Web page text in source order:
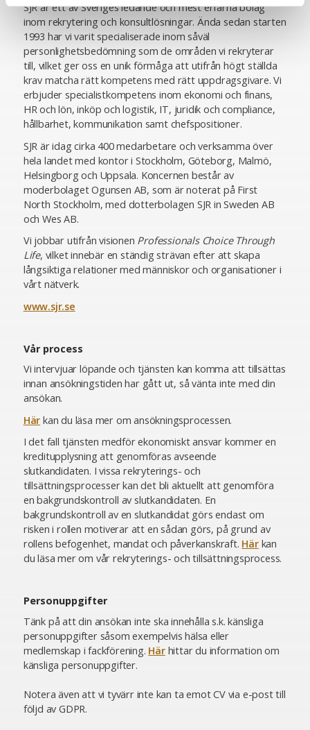
SJR är ett av Sveriges ledande och mest erfarna bolag
inom rekrytering och konsultlösningar. Ända sedan starten
1993 har vi varit specialiserade inom såväl
personlighetsbedömning som de områden vi rekryterar
till, vilket ger oss en unik förmåga att utifrån högt ställda
krav matcha rätt kompetens med rätt uppdragsgivare. Vi
erbjuder specialistkompetens inom ekonomi och finans,
HR och lön, inköp och logistik, IT, juridik och compliance,
hållbarhet, kommunikation samt chefspositioner.
SJR är idag cirka 400 medarbetare och verksamma över
hela landet med kontor i Stockholm, Göteborg, Malmö,
Helsingborg och Uppsala. Koncernen består av
moderbolaget Ogunsen AB, som är noterat på First
North Stockholm, med dotterbolagen SJR in Sweden AB
och Wes AB.
Vi jobbar utifrån visionen Professionals Choice Through
Life, vilket innebär en ständig strävan efter att skapa
långsiktiga relationer med människor och organisationer i
vårt nätverk.
www.sjr.se
Vår process
Vi intervjuar löpande och tjänsten kan komma att tillsättas
innan ansökningstiden har gått ut, så vänta inte med din
ansökan.
Här kan du läsa mer om ansökningsprocessen.
I det fall tjänsten medför ekonomiskt ansvar kommer en
kreditupplysning att genomföras avseende
slutkandidaten. I vissa rekryterings- och
tillsättningsprocesser kan det bli aktuellt att genomföra
en bakgrundskontroll av slutkandidaten. En
bakgrundskontroll av en slutkandidat görs endast om
risken i rollen motiverar att en sådan görs, på grund av
rollens befogenhet, mandat och påverkanskraft. Härkan
du läsa mer om vår rekryterings- och tillsättningsprocess.
Personuppgifter
Tänk på att din ansökan inte ska innehålla s.k. känsliga
personuppgifter såsom exempelvis hälsa eller
medlemskap i fackförening. Härhittar du information om
känsliga personuppgifter.
Notera även att vi tyvärr inte kan ta emot CV via e-post till
följd av GDPR.